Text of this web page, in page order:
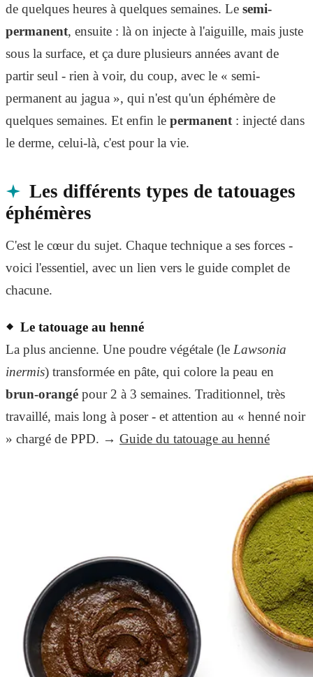
de quelques heures à quelques semaines. Le semi-
permanent, ensuite : là on injecte à l'aiguille, mais juste
sous la surface, et ça dure plusieurs années avant de
partir seul - rien à voir, du coup, avec le « semi-
permanent au jagua », qui n'est qu'un éphémère de
quelques semaines. Et enfin le permanent : injecté dans
le derme, celui-là, c'est pour la vie.
Les différents types de tatouages
éphémères
C'est le cœur du sujet. Chaque technique a ses forces -
voici l'essentiel, avec un lien vers le guide complet de
chacune.
Le tatouage au henné
La plus ancienne. Une poudre végétale (le Lawsonia
inermis) transformée en pâte, qui colore la peau en
brun-orangé pour 2 à 3 semaines. Traditionnel, très
travaillé, mais long à poser - et attention au « henné noir
» chargé de PPD. → Guide du tatouage au henné